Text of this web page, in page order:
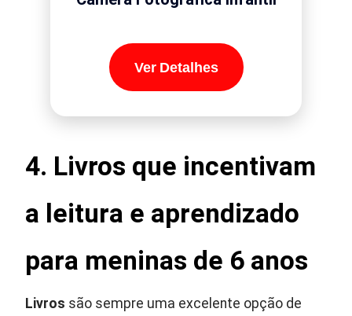
Ver Detalhes
4. Livros que incentivam
a leitura e aprendizado
para meninas de 6 anos
Livros são sempre uma excelente opção de